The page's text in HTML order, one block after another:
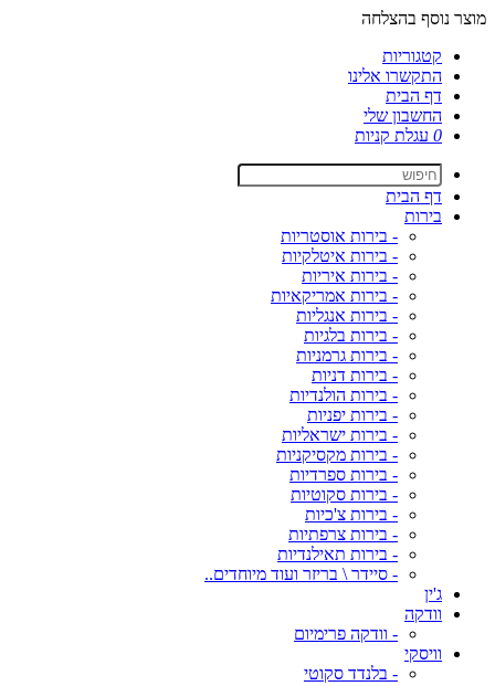
מוצר נוסף בהצלחה
קטגוריות
התקשרו אלינו
דף הבית
החשבון שלי
0 עגלת קניות
דף הבית
בירות
- בירות אוסטריות
- בירות איטלקיות
- בירות איריות
- בירות אמריקאיות
- בירות אנגליות
- בירות בלגיות
- בירות גרמניות
- בירות דניות
- בירות הולנדיות
- בירות יפניות
- בירות ישראליות
- בירות מקסיקניות
- בירות ספרדיות
- בירות סקוטיות
- בירות צ'כיות
- בירות צרפתיות
- בירות תאילנדיות
- סיידר \ בריזר ועוד מיוחדים..
ג'ין
וודקה
- וודקה פרימיום
וויסקי
- בלנדד סקוטי